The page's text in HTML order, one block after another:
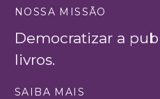
NOSSA MISSÃO
Democratizar a
livros.
SAIBA MAIS